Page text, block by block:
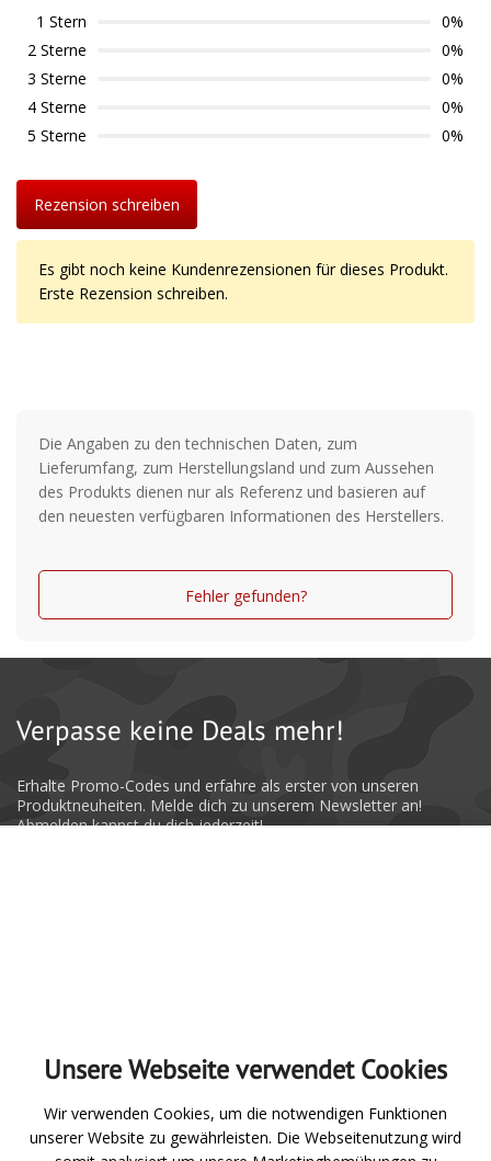
1 Stern
0%
2 Sterne
0%
3 Sterne
0%
4 Sterne
0%
5 Sterne
0%
Rezension schreiben
Es gibt noch keine Kundenrezensionen für dieses Produkt.
Erste Rezension schreiben.
Die Angaben zu den technischen Daten, zum
Lieferumfang, zum Herstellungsland und zum Aussehen
des Produkts dienen nur als Referenz und basieren auf
den neuesten verfügbaren Informationen des Herstellers.
Fehler gefunden?
Verpasse keine Deals mehr!
Erhalte Promo-Codes und erfahre als erster von unseren
Produktneuheiten. Melde dich zu unserem Newsletter an!
Abmelden kannst du dich jederzeit!
Angeln
Unsere Webseite verwendet Cookies
Wir verwenden Cookies, um die notwendigen Funktionen
unserer Website zu gewährleisten. Die Webseitenutzung wird